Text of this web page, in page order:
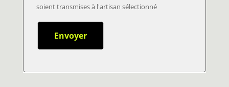
soient transmises à l'artisan sélectionné